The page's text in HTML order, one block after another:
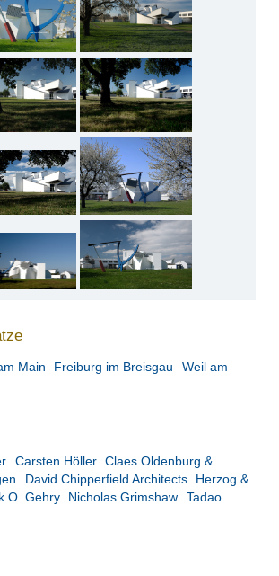
Main Freiburg im Breisgau
Weil am
Carsten Höller
Claes Oldenburg &
David Chipperfield Architects
Herzog &
O. Gehry Nicholas Grimshaw
Tadao